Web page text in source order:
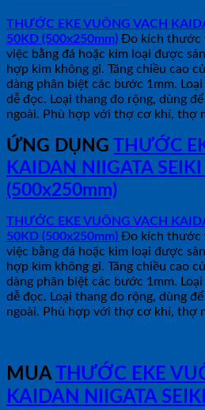
THƯỚC EKE VUÔNG VẠCH
50KD (500x250mm) Đo kích thước
việc bằng đá hoặc kim loại được
hợp kim không gỉ. Tăng chiều cao
dàng phân biệt các bước 1mm.
dễ đọc. Loại thang đo rộng, dùng
ngoài. Phù hợp với thợ cơ khí, thợ
ỨNG DỤNG THƯỚC
KAIDAN NIIGATA
(500x250mm)
THƯỚC EKE VUÔNG VẠCH
50KD (500x250mm) Đo kích thước
việc bằng đá hoặc kim loại được
hợp kim không gỉ. Tăng chiều cao
dàng phân biệt các bước 1mm.
dễ đọc. Loại thang đo rộng, dùng
ngoài. Phù hợp với thợ cơ khí, thợ
MUA THƯỚC EKE
KAIDAN NIIGATA